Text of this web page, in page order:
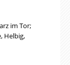
im Tor;
Helbig,